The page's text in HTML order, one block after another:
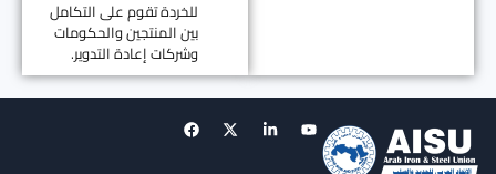
للخردة تقوم على التكامل
بين المنتجين والحكومات
وشركات إعادة التدوير.